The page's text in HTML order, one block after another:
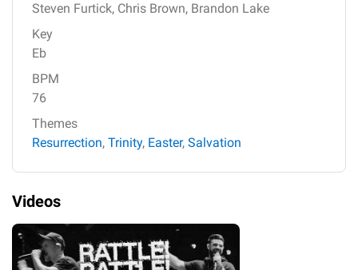
Steven Furtick, Chris Brown, Brandon Lake
Key
Eb
BPM
76
Themes
Resurrection, Trinity, Easter, Salvation
Videos